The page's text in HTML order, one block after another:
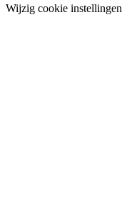
Wijzig cookie instellingen